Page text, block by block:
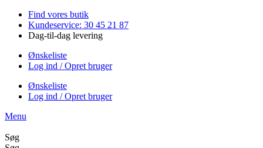
Videre
indhold
Find vores butik
Kundeservice: 30 45 21 87
Dag-til-dag levering
Ønskeliste
Log ind / Opret bruger
Ønskeliste
Log ind / Opret bruger
Menu
Søg